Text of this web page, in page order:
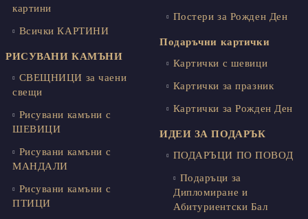
картини
Всички КАРТИНИ
РИСУВАНИ КАМЪНИ
СВЕЩНИЦИ за чаени
свещи
Рисувани камъни с
ШЕВИЦИ
Рисувани камъни с
МАНДАЛИ
Рисувани камъни с
ПТИЦИ
Постери за Рожден Ден
Подаръчни картички
Картички с шевици
Картички за празник
Картички за Рожден Ден
ИДЕИ ЗА ПОДАРЪК
ПОДАРЪЦИ ПО ПОВОД
Подаръци за
Дипломиране и
Абитуриентски Бал